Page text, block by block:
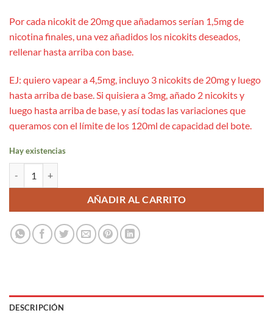
Por cada nicokit de 20mg que añadamos serían 1,5mg de
nicotina finales, una vez añadidos los nicokits deseados,
rellenar hasta arriba con base.
EJ: quiero vapear a 4,5mg, incluyo 3 nicokits de 20mg y luego
hasta arriba de base. Si quisiera a 3mg, añado 2 nicokits y
luego hasta arriba de base, y así todas las variaciones que
queramos con el límite de los 120ml de capacidad del bote.
Hay existencias
AÑADIR AL CARRITO
DESCRIPCIÓN